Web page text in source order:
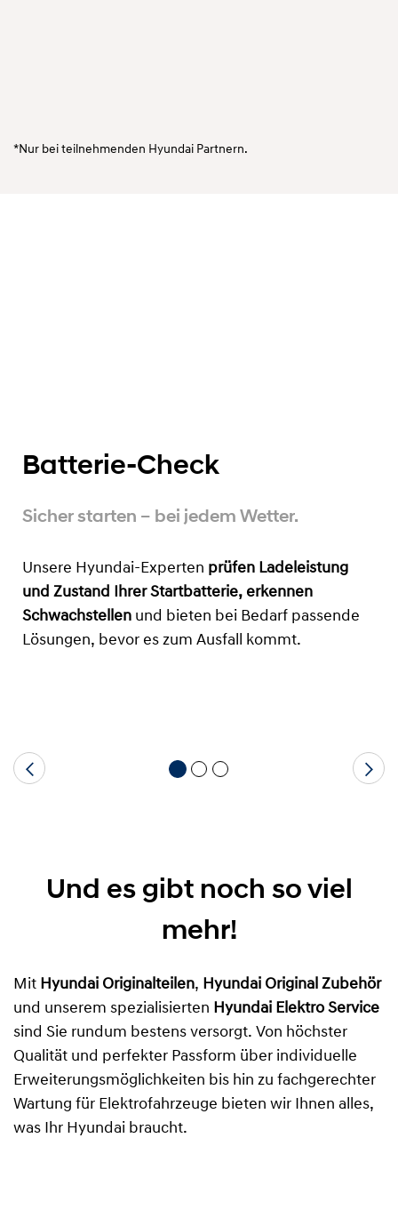
*Nur bei teilnehmenden Hyundai Partnern.
Batterie-Check
Sicher starten – bei jedem Wetter.
Unsere Hyundai-Experten prüfen Ladeleistung
und Zustand Ihrer Startbatterie, erkennen
Schwachstellen und bieten bei Bedarf passende
Lösungen, bevor es zum Ausfall kommt.
Und es gibt noch so viel
mehr!
Mit Hyundai Originalteilen, Hyundai Original Zubehör
und unserem spezialisierten Hyundai Elektro Service
sind Sie rundum bestens versorgt. Von höchster
Qualität und perfekter Passform über individuelle
Erweiterungsmöglichkeiten bis hin zu fachgerechter
Wartung für Elektrofahrzeuge bieten wir Ihnen alles,
was Ihr Hyundai braucht.